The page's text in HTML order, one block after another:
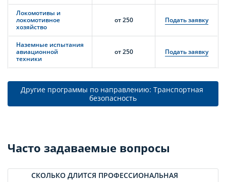
Локомотивы и
локомотивное
хозяйство
от 250 Подать заявку
Наземные испытания
авиационной
техники
от 250 Подать заявку
Другие программы по направлению: Транспортная
безопасность
Часто задаваемые вопросы
СКОЛЬКО ДЛИТСЯ ПРОФЕССИОНАЛЬНАЯ